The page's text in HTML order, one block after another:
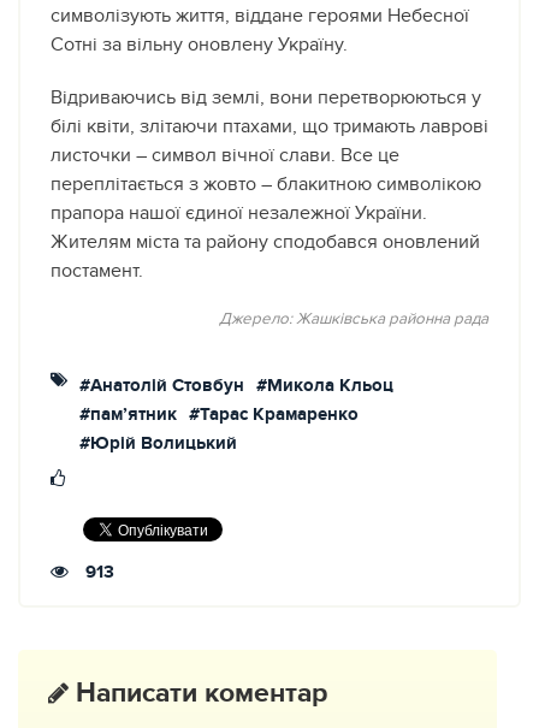
символізують життя, віддане героями Небесної
Сотні за вільну оновлену Україну.
Відриваючись від землі, вони перетворюються у
білі квіти, злітаючи птахами, що тримають лаврові
листочки – символ вічної слави. Все це
переплітається з жовто – блакитною символікою
прапора нашої єдиної незалежної України.
Жителям міста та району сподобався оновлений
постамент.
Джерело: Жашківська районна рада
#Анатолій Стовбун
#Микола Кльоц
#пам’ятник #Тарас Крамаренко
#Юрій Волицький
913
Написати коментар